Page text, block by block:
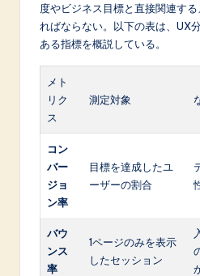
度やビジネス目標と直接関連す
ればならない。以下の表は、UX
ある指標を概説している。
メト
リク
ス
測定対象
コン
バー
ジョ
ン率
目標を達成したユ
ーザーの割合
バウ
ンス
率
1ページのみを表示
したセッション